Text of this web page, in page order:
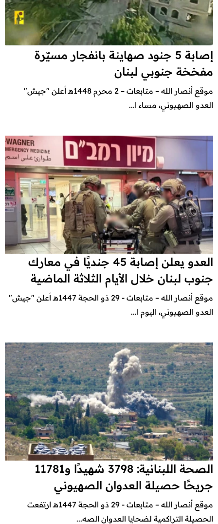
إصابة 5 جنود صهاينة بانفجار مسيّرة
مفخخة جنوبي لبنان
موقع أنصار الله – متابعات – 2 محرم 1448هـ أعلن "جيش"
العدو الصهيوني، مساء ا...
العدو يعلن إصابة 45 جنديًا في معارك
جنوب لبنان خلال الأيام الثلاثة الماضية
موقع أنصار الله – متابعات - 29 ذو الحجة 1447هـ أعلن "جيش"
العدو الصهيوني، اليوم ا...
الصحة اللبنانية: 3798 شهيدًا و11781
جريحًا حصيلة العدوان الصهيوني
موقع أنصار الله – متابعات - 29 ذو الحجة 1447هـ ارتفعت
الحصيلة التراكمية لضحايا العدوان الصه...